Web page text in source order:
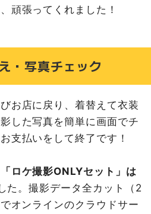
頑張ってくれました！
・写真チェック
お店に戻り、着替えて衣装
した写真を簡単に画面でチ
支払いをして終了です！
「ロケ撮影ONLYセット」は
た。撮影データ全カット（2
オンラインのクラウドサー